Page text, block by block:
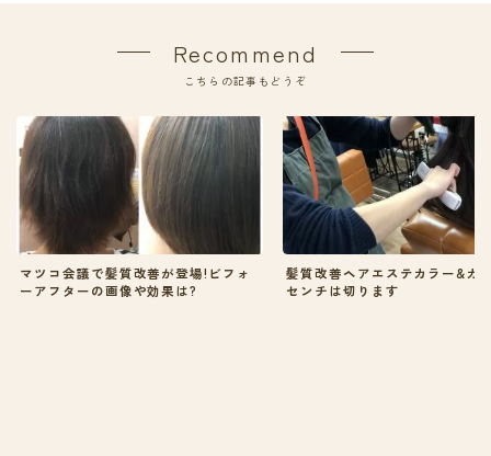
Recommend
こちらの記事もどうぞ
マツコ会議で髪質改善が登場!ビフォ
ーアフターの画像や効果は?
髪質改善ヘアエステカラー&カ
センチは切ります